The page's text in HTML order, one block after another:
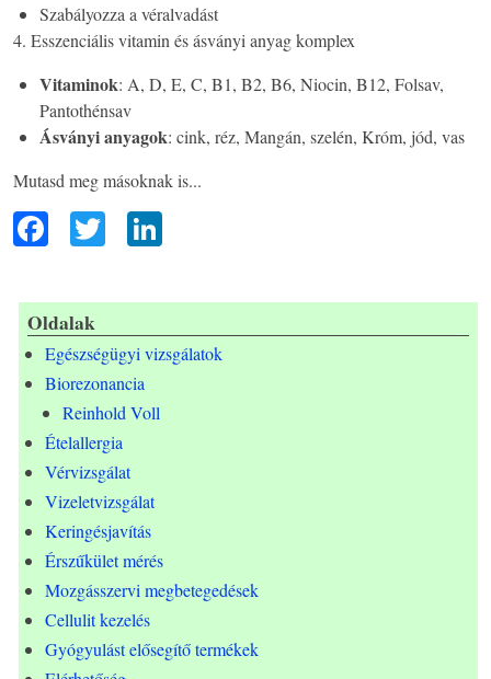
Szabályozza a véralvadást
4. Esszenciális vitamin és ásványi anyag komplex
Vitaminok: A, D, E, C, B1, B2, B6, Niocin, B12, Folsav,
Pantothénsav
Ásványi anyagok: cink, réz, Mangán, szelén, Króm, jód, vas
Mutasd meg másoknak is...
ac
eb
oo
k
T
wi
tt
er
ke
dI
n
Oldalak
Egészségügyi vizsgálatok
Biorezonancia
Reinhold Voll
Ételallergia
Vérvizsgálat
Vizeletvizsgálat
Keringésjavítás
Érszűkület mérés
Mozgásszervi megbetegedések
Cellulit kezelés
Gyógyulást elősegítő termékek